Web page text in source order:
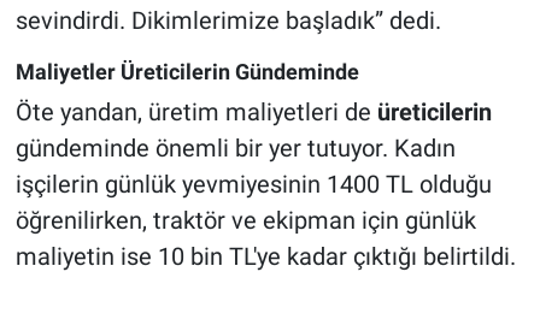
sevindirdi. Dikimlerimize başladık” dedi.
Maliyetler Üreticilerin Gündeminde
Öte yandan, üretim maliyetleri de üreticilerin
gündeminde önemli bir yer tutuyor. Kadın
işçilerin günlük yevmiyesinin 1400 TL olduğu
öğrenilirken, traktör ve ekipman için günlük
maliyetin ise 10 bin TL'ye kadar çıktığı belirtildi.